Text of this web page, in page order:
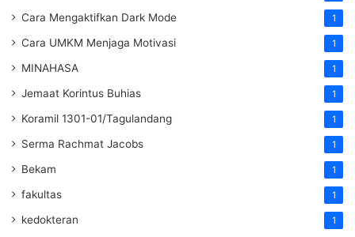
Cara Mengaktifkan Dark Mode 1
Cara UMKM Menjaga Motivasi 1
MINAHASA 1
Jemaat Korintus Buhias 1
Koramil 1301-01/Tagulandang 1
Serma Rachmat Jacobs 1
Bekam 1
fakultas 1
kedokteran 1